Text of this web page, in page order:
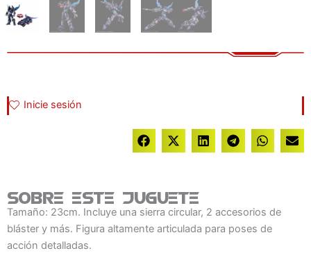
Inicie sesión
Sobre este juguete
Tamaño: 23cm. Incluye una sierra circular, 2 accesorios de
bláster y más. Figura altamente articulada para poses de
acción detalladas.